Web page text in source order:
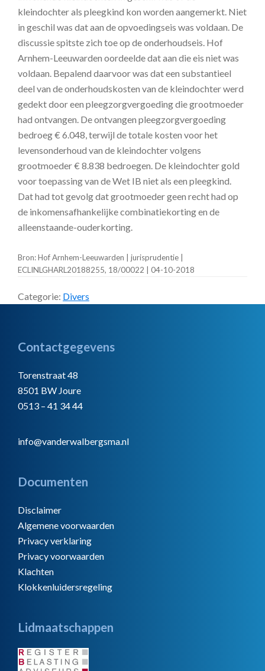
kleindochter als pleegkind kon worden aangemerkt. Niet
in geschil was dat aan de opvoedingseis was voldaan. De
discussie spitste zich toe op de onderhoudseis. Hof
Arnhem-Leeuwarden oordeelde dat aan die eis niet was
voldaan. Bepalend daarvoor was dat een substantieel
deel van de onderhoudskosten van de kleindochter werd
gedekt door een pleegzorgvergoeding die grootmoeder
had ontvangen. De ontvangen pleegzorgvergoeding
bedroeg € 6.048, terwijl de totale kosten voor het
levensonderhoud van de kleindochter volgens
grootmoeder € 8.838 bedroegen. De kleindochter gold
voor toepassing van de Wet IB niet als een pleegkind.
Dat had tot gevolg dat grootmoeder geen recht had op
de inkomensafhankelijke combinatiekorting en de
alleenstaande-ouderkorting.
Bron: Hof Arnhem-Leeuwarden | jurisprudentie |
ECLINLGHARL20188255, 18/00022 | 04-10-2018
Categorie: Divers
Footer
Contactgegevens
Torenstraat 48
8501 BW Joure
0513 – 41 34 44
info@vanderwalbergsma.nl
Documenten
Disclaimer
Algemene voorwaarden
Privacy verklaring
Privacy voorwaarden
Klachten
Klokkenluidersregeling
Lidmaatschappen